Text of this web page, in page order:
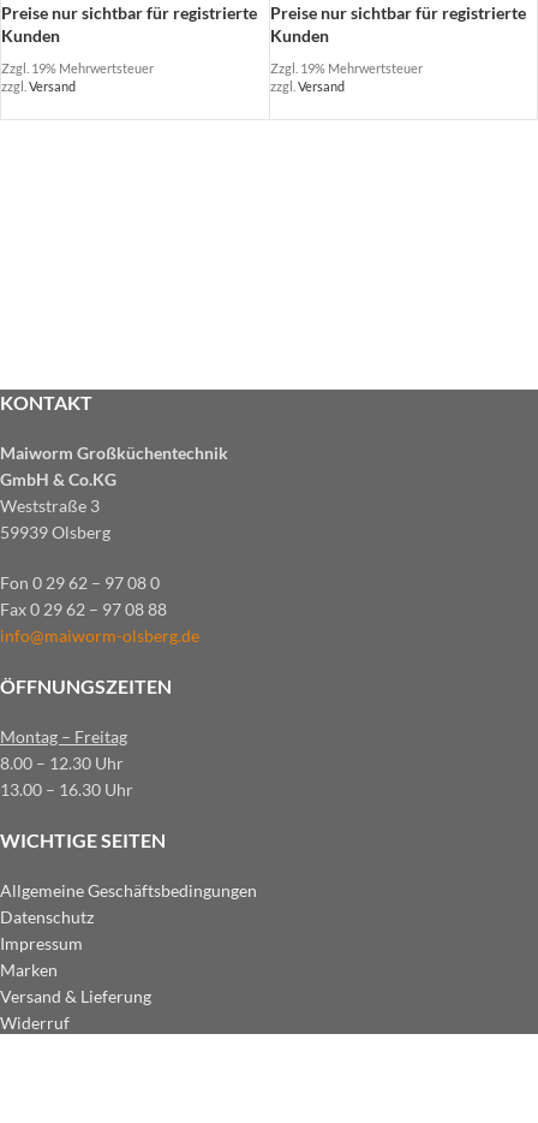
Preise nur sichtbar für registrierte
Kunden
Zzgl. 19% Mehrwertsteuer
zzgl. Versand
Preise nur sichtbar für registrierte
Kunden
Zzgl. 19% Mehrwertsteuer
zzgl. Versand
KONTAKT
Maiworm Großküchentechnik
GmbH & Co.KG
Weststraße 3
59939 Olsberg
Fon 0 29 62 – 97 08 0
Fax 0 29 62 – 97 08 88
info@maiworm-olsberg.de
ÖFFNUNGSZEITEN
Montag – Freitag
8.00 – 12.30 Uhr
13.00 – 16.30 Uhr
WICHTIGE SEITEN
Allgemeine Geschäftsbedingungen
Datenschutz
Impressum
Marken
Versand & Lieferung
Widerruf